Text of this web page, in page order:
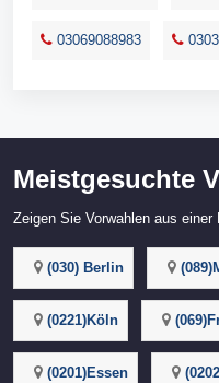
03069088983
Meistgesuchte
Zeigen Sie Vorwahlen aus
(030) Berlin
(0221)Köln
(0201)Essen